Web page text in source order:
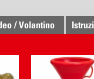
/ Volantino